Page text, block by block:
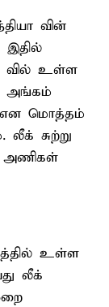
வின்
இதில்
வில் உள்ள
அங்கம்
என மொத்தம்
சுற்று
அணிகள்
உள்ள
லீக்